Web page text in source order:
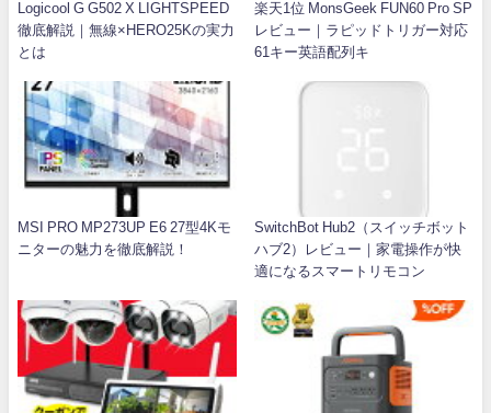
Logicool G G502 X LIGHTSPEED
徹底解説｜無線×HERO25Kの実力
とは
楽天1位 MonsGeek FUN60 Pro SP
レビュー｜ラピッドトリガー対応
61キー英語配列キ
MSI PRO MP273UP E6 27型4Kモ
ニターの魅力を徹底解説！
SwitchBot Hub2（スイッチボット
ハブ2）レビュー｜家電操作が快
適になるスマートリモコン